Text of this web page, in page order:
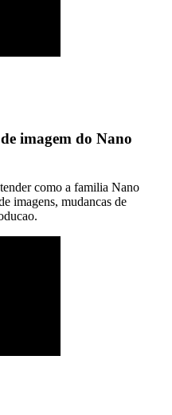
imagem do Nano
como a familia Nano
imagens, mudancas de